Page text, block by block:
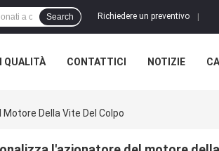
Richiedere un preventivo
Search
QUALITÀ CONTATTICI NOTIZIE
Della Vite Del Colpo